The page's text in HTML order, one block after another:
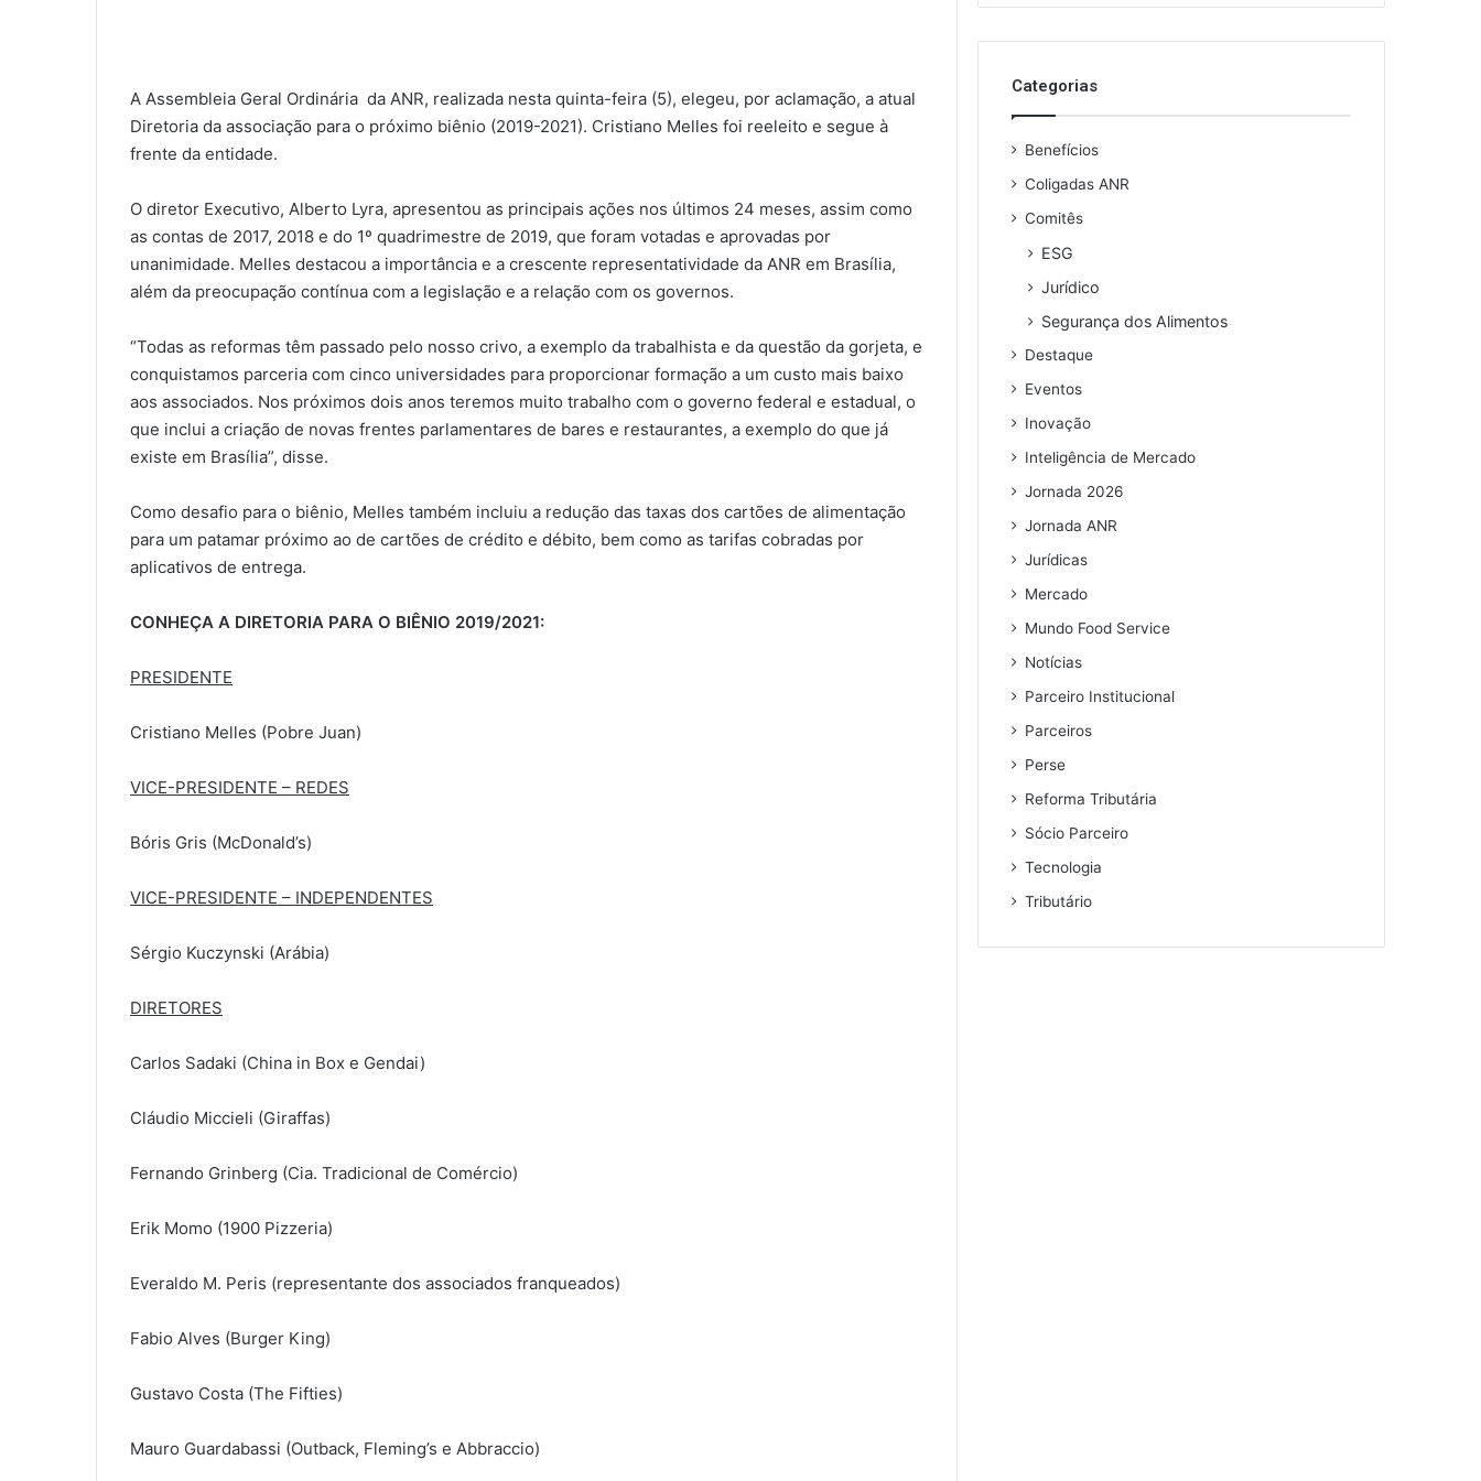
A Assembleia Geral Ordinária da ANR, realizada nesta quinta-feira (5), elegeu, por aclamação, a atual
Diretoria da associação para o próximo biênio (2019-2021). Cristiano Melles foi reeleito e segue à
frente da entidade.
O diretor Executivo, Alberto Lyra, apresentou as principais ações nos últimos 24 meses, assim como
as contas de 2017, 2018 e do 1º quadrimestre de 2019, que foram votadas e aprovadas por
unanimidade. Melles destacou a importância e a crescente representatividade da ANR em Brasília,
além da preocupação contínua com a legislação e a relação com os governos.
“Todas as reformas têm passado pelo nosso crivo, a exemplo da trabalhista e da questão da gorjeta, e
conquistamos parceria com cinco universidades para proporcionar formação a um custo mais baixo
aos associados. Nos próximos dois anos teremos muito trabalho com o governo federal e estadual, o
que inclui a criação de novas frentes parlamentares de bares e restaurantes, a exemplo do que já
existe em Brasília”, disse.
Como desafio para o biênio, Melles também incluiu a redução das taxas dos cartões de alimentação
para um patamar próximo ao de cartões de crédito e débito, bem como as tarifas cobradas por
aplicativos de entrega.
CONHEÇA A DIRETORIA PARA O BIÊNIO 2019/2021:
PRESIDENTE
Cristiano Melles (Pobre Juan)
VICE-PRESIDENTE – REDES
Bóris Gris (McDonald’s)
VICE-PRESIDENTE – INDEPENDENTES
Sérgio Kuczynski (Arábia)
DIRETORES
Carlos Sadaki (China in Box e Gendai)
Cláudio Miccieli (Giraffas)
Fernando Grinberg (Cia. Tradicional de Comércio)
Erik Momo (1900 Pizzeria)
Everaldo M. Peris (representante dos associados franqueados)
Fabio Alves (Burger King)
Gustavo Costa (The Fifties)
Mauro Guardabassi (Outback, Fleming’s e Abbraccio)
s
u
e
e
a
i
Categorias
Benefícios
Coligadas ANR
Comitês
ESG
Jurídico
Segurança dos Alimentos
Destaque
Eventos
Inovação
Inteligência de Mercado
Jornada 2026
Jornada ANR
Jurídicas
Mercado
Mundo Food Service
Notícias
Parceiro Institucional
Parceiros
Perse
Reforma Tributária
Sócio Parceiro
Tecnologia
Tributário